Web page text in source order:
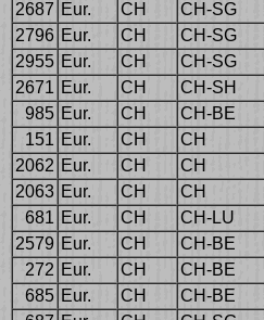
2687 Eur. CH CH-SG
2796 Eur. CH CH-SG
2955 Eur. CH CH-SG
2671 Eur. CH CH-SH
985 Eur. CH CH-BE
151 Eur. CH CH
2062 Eur. CH CH
2063 Eur. CH CH
681 Eur. CH CH-LU
2579 Eur. CH CH-BE
272 Eur. CH CH-BE
685 Eur. CH CH-BE